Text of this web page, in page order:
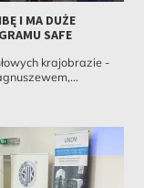
I MA DUŻE
SAFE
krajobrazie -